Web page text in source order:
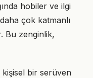
hobiler ve ilgi
çok katmanlı
Bu zenginlik,
bir serüven